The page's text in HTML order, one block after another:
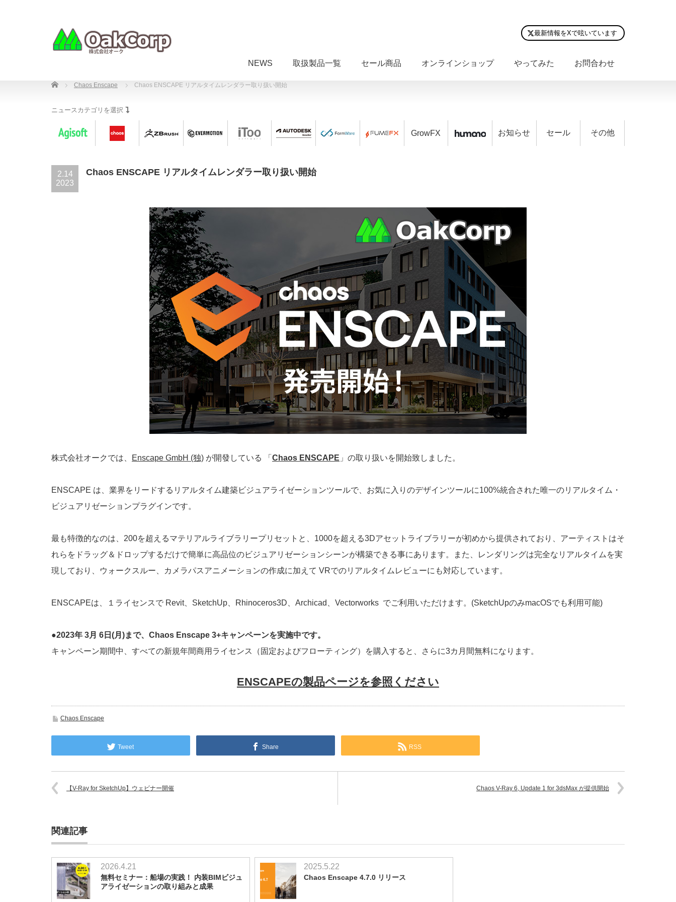
最新情報をXで呟いています
NEWS 取扱製品一覧 セール商品 オンラインショップ やってみた お問合わせ
Home Chaos Enscape Chaos ENSCAPE リアルタイムレンダラー取り扱い開始
ニュースカテゴリを選択
GrowFX お知らせ セール その他
2.14
2023
Chaos ENSCAPE リアルタイムレンダラー取り扱い開始
株式会社オークでは、 Enscape GmbH (独) が開發している 「 Chaos ENSCAPE 」の取り扱いを開始致しました。
ENSCAPE は、業界をリードするリアルタイム建築ビジュアライゼーションツールで、お気に入りのデザインツールに100%統合された唯一のリアルタイム・
ビジュアリゼーションプラグインです。
最も特徴的なのは、200を超えるマテリアルライブラリープリセットと、1000を超える3Dアセットライブラリーが初めから提供されており、アーティストはそ
れらをドラッグ＆ドロップするだけで簡単に高品位のビジュアリゼーションシーンが構築できる事にあります。また、レンダリングは完全なリアルタイムを実
現しており、ウォークスルー、カメラパスアニメーションの作成に加えて VRでのリアルタイムレビューにも対応しています。
ENSCAPEは、１ライセンスで Revit、SketchUp、Rhinoceros3D、Archicad、Vectorworks でご利用いただけます。(SketchUpのみmacOSでも利用可能)
●2023年 3月 6日(月)まで、Chaos Enscape 3+キャンペーンを実施中です。
キャンペーン期間中、すべての新規年間商用ライセンス（固定およびフローティング）を購入すると、さらに3カ月間無料になります。
ENSCAPEの製品ページを参照ください
Chaos Enscape
Tweet Share RSS
【V-Ray for SketchUp】ウェビナー開催 Chaos V-Ray 6, Update 1 for 3dsMax が提供開始
関連記事
2026.4.21
無料セミナー：船場の実践！ 内装BIMビジュ
アライゼーションの取り組みと成果
2025.5.22
Chaos Enscape 4.7.0 リリース